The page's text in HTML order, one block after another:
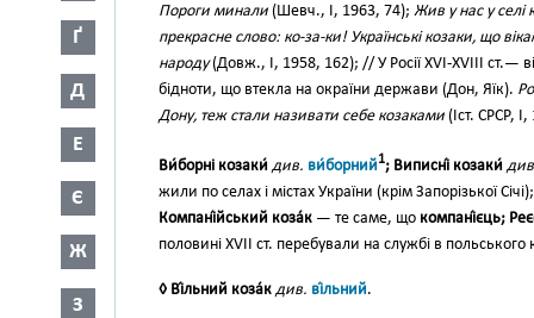
Ґ
Д
Е
Є
Ж
З
Пороги минали (Шевч., І, 1963, 74); Жив у нас у селі
прекрасне слово: ко-за-ки! Українські козаки, що
народу(Довж., І, 1958, 162); // У Росії XVI-XVIII ст.—
бідноти, що втекла на окраїни держави (Дон, Яїк).
Дону, теж стали називати себе козаками (Іст. СРСР,
Ви́борні козаки́ див. ви́борний1; Виписні́ козаки́
жили по селах і містах України (крім Запорізької
Компані́йський коза́к — те саме, що компані́єць;
половині XVII ст. перебували на службі в польського
◊ Ві́льний коза́к див. ві́льний.